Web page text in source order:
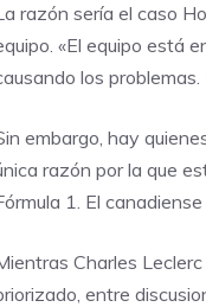
razón sería el caso
«El equipo está
los
embargo, hay
razón por la que
1. El
Charles
entre